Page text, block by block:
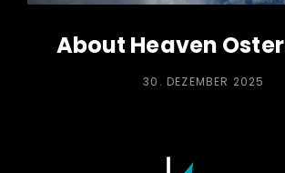
About Heaven
POSTED
30. DEZEMBER 2025